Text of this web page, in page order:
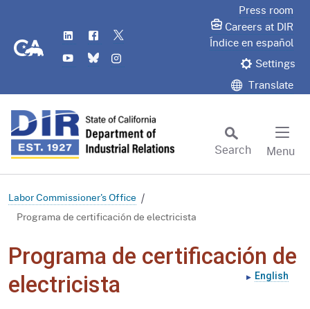
CA.gov
LinkedIn
Flickr
YouTube
Bluesky
Press room
Careers at DIR
Índice en español
Settings
Translate
Search
Menu
Labor Commissioner's Office
Programa de certificación de electricista
Programa de certificación de
electricista
English